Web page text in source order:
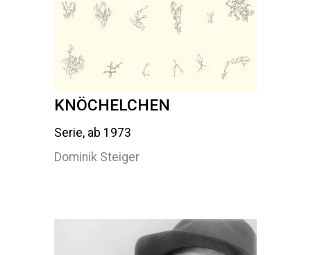
KNÖCHELCHEN
Serie, ab 1973
Dominik Steiger